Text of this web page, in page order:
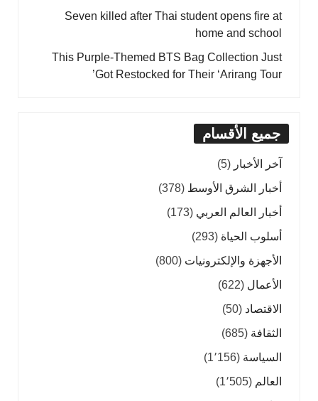
Seven killed after Thai student opens fire at
home and school
This Purple-Themed BTS Bag Collection Just
Got Restocked for Their ‘Arirang Tour’
جميع الأقسام
آخر الأخبار (5)
أخبار الشرق الأوسط (378)
أخبار العالم العربي (173)
أسلوب الحياة (293)
الأجهزة والإلكترونيات (800)
الأعمال (622)
الاقتصاد (50)
الثقافة (685)
السياسة (1٬156)
العالم (1٬505)